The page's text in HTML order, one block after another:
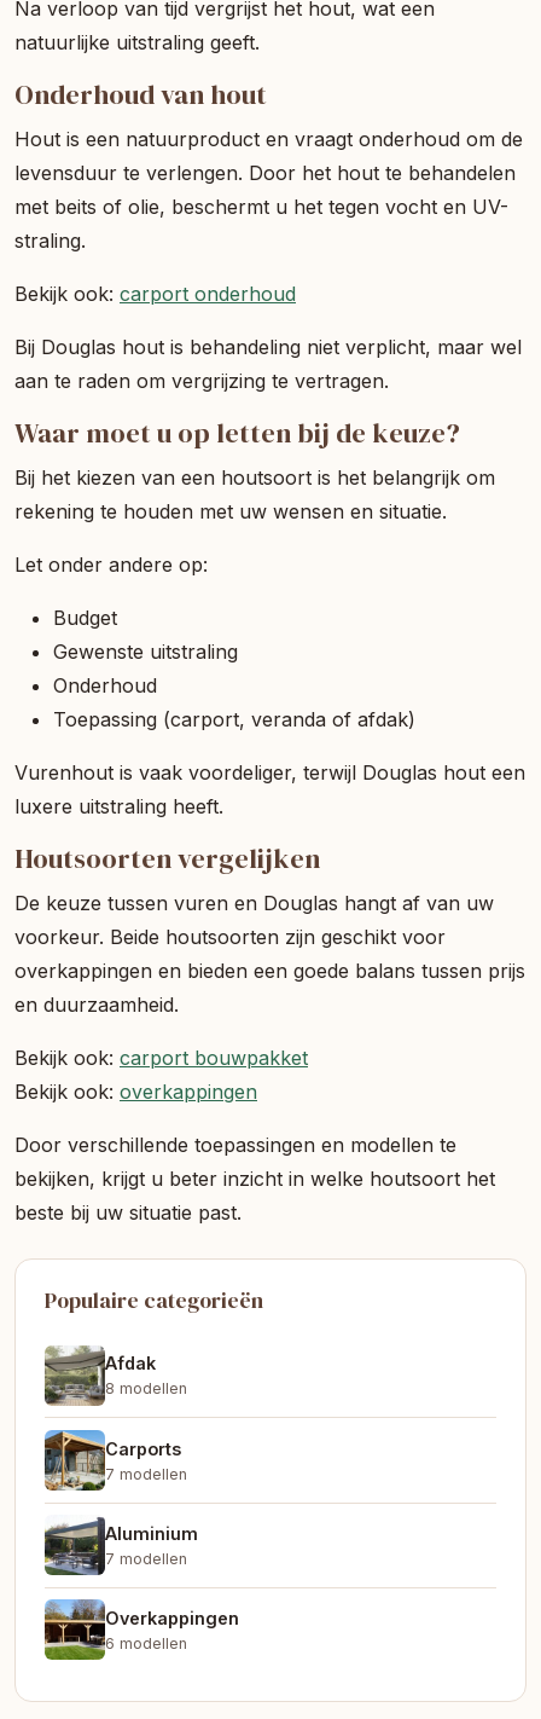
Na verloop van tijd vergrijst het hout, wat een
natuurlijke uitstraling geeft.
Onderhoud van hout
Hout is een natuurproduct en vraagt onderhoud om de
levensduur te verlengen. Door het hout te behandelen
met beits of olie, beschermt u het tegen vocht en UV-
straling.
Bekijk ook: carport onderhoud
Bij Douglas hout is behandeling niet verplicht, maar wel
aan te raden om vergrijzing te vertragen.
Waar moet u op letten bij de keuze?
Bij het kiezen van een houtsoort is het belangrijk om
rekening te houden met uw wensen en situatie.
Let onder andere op:
Budget
Gewenste uitstraling
Onderhoud
Toepassing (carport, veranda of afdak)
Vurenhout is vaak voordeliger, terwijl Douglas hout een
luxere uitstraling heeft.
Houtsoorten vergelijken
De keuze tussen vuren en Douglas hangt af van uw
voorkeur. Beide houtsoorten zijn geschikt voor
overkappingen en bieden een goede balans tussen prijs
en duurzaamheid.
Bekijk ook: carport bouwpakket
Bekijk ook: overkappingen
Door verschillende toepassingen en modellen te
bekijken, krijgt u beter inzicht in welke houtsoort het
beste bij uw situatie past.
Populaire categorieën
Afdak
8 modellen
Carports
7 modellen
Aluminium
7 modellen
Overkappingen
6 modellen